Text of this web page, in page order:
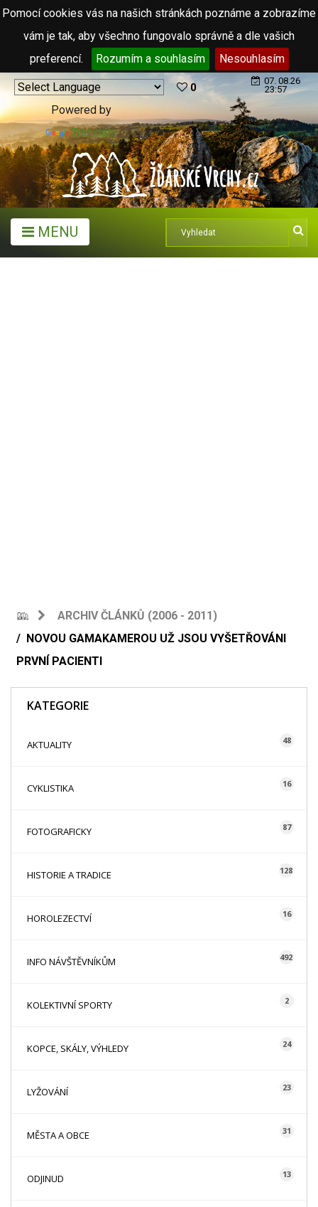
Pomocí cookies vás na našich stránkách poznáme a zobrazíme
vám je tak, aby všechno fungovalo správně a dle vašich
preferencí.
Rozumím a souhlasím Nesouhlasím
Powered by
Translate
0
07. 08.26
23:57
MENU
ARCHIV ČLÁNKŮ (2006 - 2011)
NOVOU GAMAKAMEROU UŽ JSOU VYŠETŘOVÁNI
PRVNÍ PACIENTI
KATEGORIE
AKTUALITY 48
CYKLISTIKA 16
FOTOGRAFICKY 87
HISTORIE A TRADICE 128
HOROLEZECTVÍ 16
INFO NÁVŠTĚVNÍKŮM 492
KOLEKTIVNÍ SPORTY 2
KOPCE, SKÁLY, VÝHLEDY 24
LYŽOVÁNÍ 23
MĚSTA A OBCE 31
ODJINUD 13